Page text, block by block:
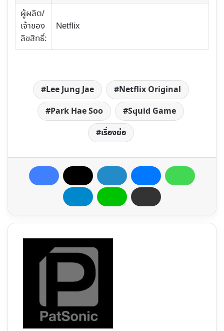
ผู้ผลิต/
เจ้าของ
ลิขสิทธิ์:
Netflix
Lee Jung Jae
Netflix Original
Park Hae Soo
Squid Game
เรื่องย่อ